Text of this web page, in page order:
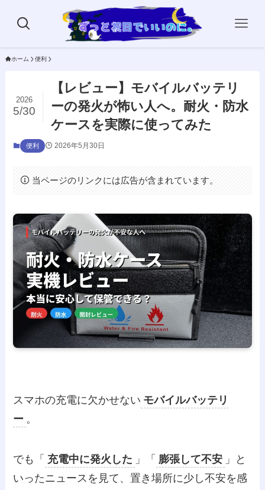
ホーム 便利
【レビュー】モバイルバッテリ
ーの発火が怖い人へ。耐火・防水
ケースを実際に使ってみた
2026
5/30
便利 2026年5月30日
当ページのリンクには広告が含まれています。
スマホの充電に欠かせない モバイルバッテリ
ー 。
でも「 充電中に発火した 」「 膨張して不安 」と
いったニュースを見て、置き場所に少し不安を感